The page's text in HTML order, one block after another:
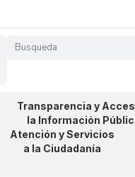
Transparencia y
la Información
Atención y Servicios
a la Ciudadanía